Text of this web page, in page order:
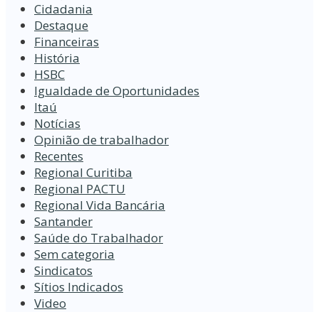
Cidadania
Destaque
Financeiras
História
HSBC
Igualdade de Oportunidades
Itaú
Notícias
Opinião de trabalhador
Recentes
Regional Curitiba
Regional PACTU
Regional Vida Bancária
Santander
Saúde do Trabalhador
Sem categoria
Sindicatos
Sítios Indicados
Video